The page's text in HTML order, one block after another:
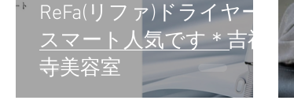
ReFa(リファ)ドライヤー
スマート人気です＊吉祥
寺美容室